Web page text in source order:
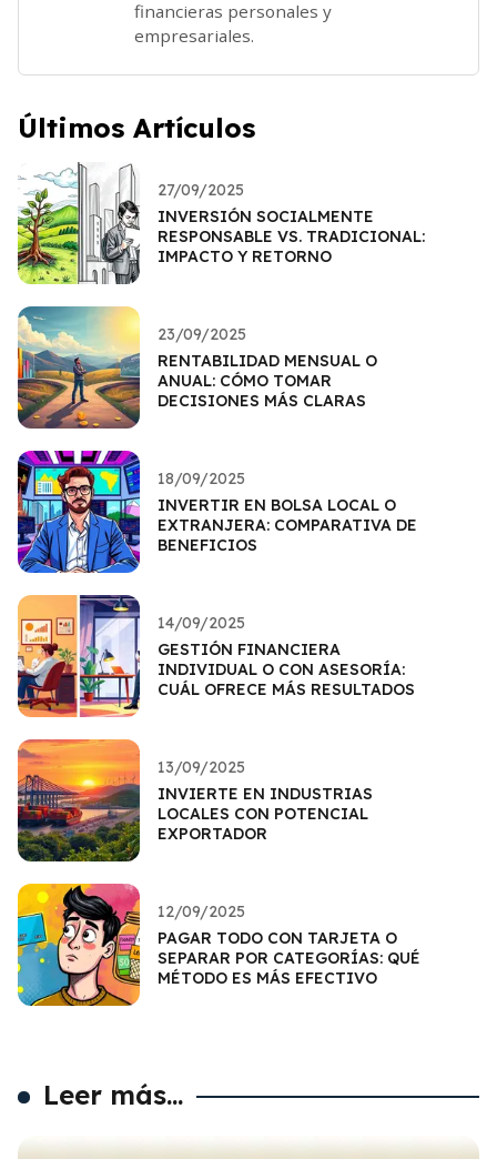
financieras personales y
empresariales.
Últimos Artículos
27/09/2025
INVERSIÓN SOCIALMENTE
RESPONSABLE VS. TRADICIONAL:
IMPACTO Y RETORNO
23/09/2025
RENTABILIDAD MENSUAL O
ANUAL: CÓMO TOMAR
DECISIONES MÁS CLARAS
18/09/2025
INVERTIR EN BOLSA LOCAL O
EXTRANJERA: COMPARATIVA DE
BENEFICIOS
14/09/2025
GESTIÓN FINANCIERA
INDIVIDUAL O CON ASESORÍA:
CUÁL OFRECE MÁS RESULTADOS
13/09/2025
INVIERTE EN INDUSTRIAS
LOCALES CON POTENCIAL
EXPORTADOR
12/09/2025
PAGAR TODO CON TARJETA O
SEPARAR POR CATEGORÍAS: QUÉ
MÉTODO ES MÁS EFECTIVO
Leer más...